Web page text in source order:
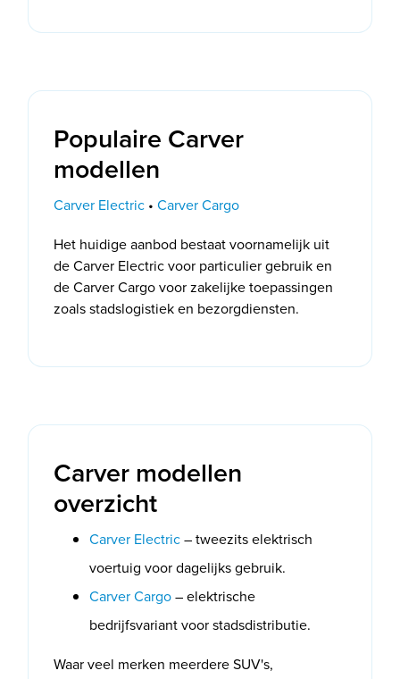
Populaire Carver
modellen
Carver Electric • Carver Cargo
Het huidige aanbod bestaat voornamelijk uit
de Carver Electric voor particulier gebruik en
de Carver Cargo voor zakelijke toepassingen
zoals stadslogistiek en bezorgdiensten.
Carver modellen
overzicht
Carver Electric– tweezits elektrisch
voertuig voor dagelijks gebruik.
Carver Cargo– elektrische
bedrijfsvariant voor stadsdistributie.
Waar veel merken meerdere SUV's,